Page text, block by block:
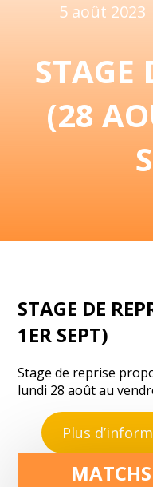
5 août 2023
STAGE
(28
STAGE DE
1ER SEPT)
Stage de reprise
lundi 28 août au
Plus